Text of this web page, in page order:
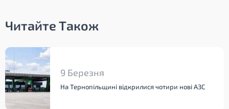
Читайте Також
9 Березня
На Тернопільщині відкрилися чотири нові АЗС